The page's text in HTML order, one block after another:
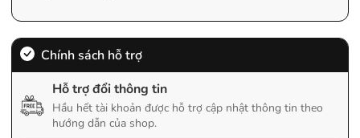
Chính sách hỗ trợ
Hỗ trợ đổi thông tin
Hầu hết tài khoản được hỗ trợ cập nhật thông tin theo
hướng dẫn của shop.